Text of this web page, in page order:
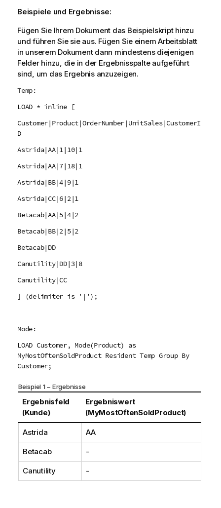
Beispiele und Ergebnisse:
Fügen Sie Ihrem Dokument das Beispielskript hinzu
und führen Sie sie aus. Fügen Sie einem Arbeitsblatt
in unserem Dokument dann mindestens diejenigen
Felder hinzu, die in der Ergebnisspalte aufgeführt
sind, um das Ergebnis anzuzeigen.
Temp:
LOAD * inline [
Customer|Product|OrderNumber|UnitSales|CustomerI
D
Astrida|AA|1|10|1
Astrida|AA|7|18|1
Astrida|BB|4|9|1
Astrida|CC|6|2|1
Betacab|AA|5|4|2
Betacab|BB|2|5|2
Betacab|DD
Canutility|DD|3|8
Canutility|CC
] (delimiter is '|');
Mode:
LOAD Customer, Mode(Product) as
MyMostOftenSoldProduct Resident Temp Group By
Customer;
Beispiel 1 – Ergebnisse
Ergebnisfeld
(Kunde)
Ergebniswert
(MyMostOftenSoldProduct)
Astrida AA
Betacab -
Canutility -